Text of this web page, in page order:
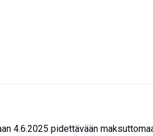
4.6.2025 pidettävään